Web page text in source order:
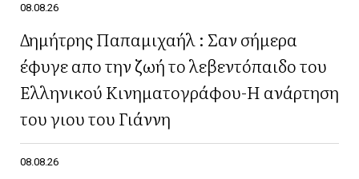
08.08.26
Δημήτρης Παπαμιχαήλ : Σαν σήμερα
έφυγε απο την ζωή το λεβεντόπαιδο του
Ελληνικού Κινηματογράφου-Η ανάρτηση
του γιου του Γιάννη
08.08.26